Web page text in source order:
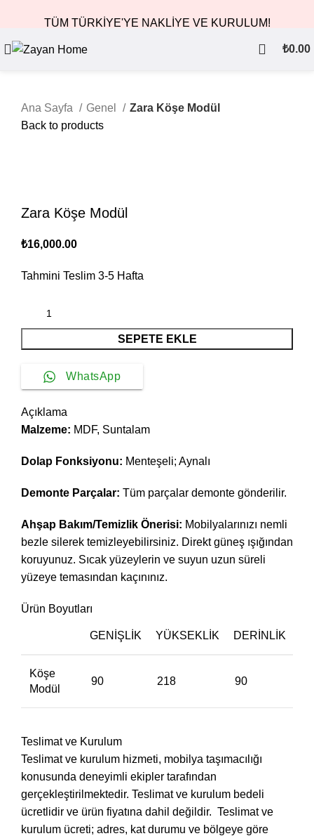
TÜM TÜRKİYE'YE NAKLİYE VE KURULUM!
₺0.00
Ana Sayfa Genel
Zara Köşe Modül
Back to products
Zara Köşe Modül
₺16,000.00
Tahmini Teslim 3-5 Hafta
SEPETE EKLE
WhatsApp
Açıklama
Malzeme: MDF, Suntalam
Dolap Fonksiyonu: Menteşeli; Aynalı
Demonte Parçalar: Tüm parçalar demonte gönderilir.
Ahşap Bakım/Temizlik Önerisi: Mobilyalarınızı nemli
bezle silerek temizleyebilirsiniz. Direkt güneş ışığından
koruyunuz. Sıcak yüzeylerin ve suyun uzun süreli
yüzeye temasından kaçınınız.
Ürün Boyutları
GENIŞLIK YÜKSEKLIK DERINLIK
Köşe
Modül
90 218 90
Teslimat ve Kurulum
Teslimat ve kurulum hizmeti, mobilya taşımacılığı
konusunda deneyimli ekipler tarafından
gerçekleştirilmektedir. Teslimat ve kurulum bedeli
ücretlidir ve ürün fiyatına dahil değildir. ‎ Teslimat ve
kurulum ücreti; adres, kat durumu ve bölgeye göre